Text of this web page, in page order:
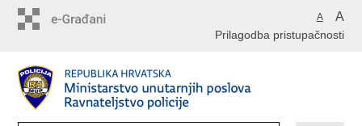
A A
Prilagodba pristupačnosti